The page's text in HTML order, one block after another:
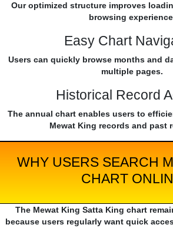
Our optimized structure improves
browsing
Easy Chart
Users can quickly browse months and
multiple pages.
Historical Record
The annual chart enables users to
Mewat King records and past
WHY USERS SEARCH
CHART
The Mewat King Satta King chart
because users regularly want quick